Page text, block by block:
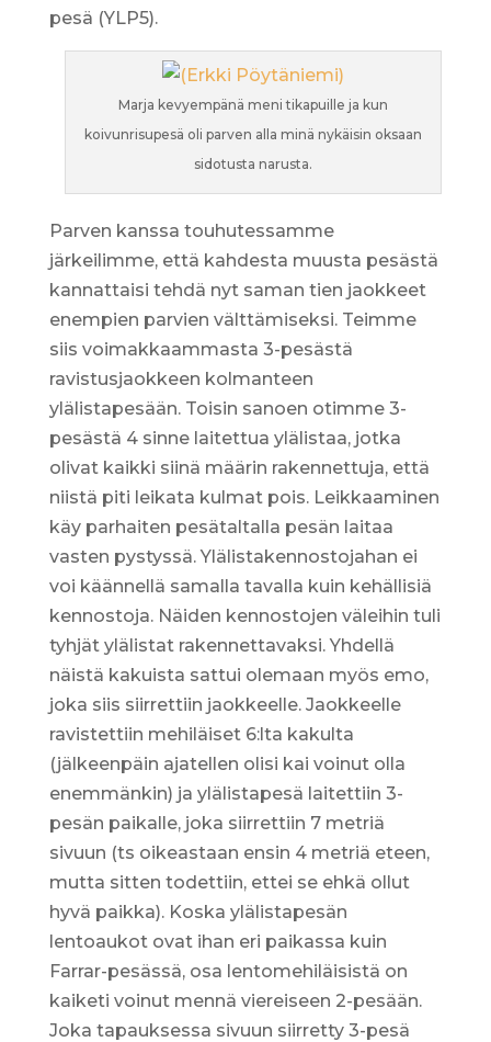
pesä (YLP5).
Marja kevyempänä meni tikapuille ja kun
koivunrisupesä oli parven alla minä nykäisin oksaan
sidotusta narusta.
Parven kanssa touhutessamme
järkeilimme, että kahdesta muusta pesästä
kannattaisi tehdä nyt saman tien jaokkeet
enempien parvien välttämiseksi. Teimme
siis voimakkaammasta 3-pesästä
ravistusjaokkeen kolmanteen
ylälistapesään. Toisin sanoen otimme 3-
pesästä 4 sinne laitettua ylälistaa, jotka
olivat kaikki siinä määrin rakennettuja, että
niistä piti leikata kulmat pois. Leikkaaminen
käy parhaiten pesätaltalla pesän laitaa
vasten pystyssä. Ylälistakennostojahan ei
voi käännellä samalla tavalla kuin kehällisiä
kennostoja. Näiden kennostojen väleihin tuli
tyhjät ylälistat rakennettavaksi. Yhdellä
näistä kakuista sattui olemaan myös emo,
joka siis siirrettiin jaokkeelle. Jaokkeelle
ravistettiin mehiläiset 6:lta kakulta
(jälkeenpäin ajatellen olisi kai voinut olla
enemmänkin) ja ylälistapesä laitettiin 3-
pesän paikalle, joka siirrettiin 7 metriä
sivuun (ts oikeastaan ensin 4 metriä eteen,
mutta sitten todettiin, ettei se ehkä ollut
hyvä paikka). Koska ylälistapesän
lentoaukot ovat ihan eri paikassa kuin
Farrar-pesässä, osa lentomehiläisistä on
kaiketi voinut mennä viereiseen 2-pesään.
Joka tapauksessa sivuun siirretty 3-pesä